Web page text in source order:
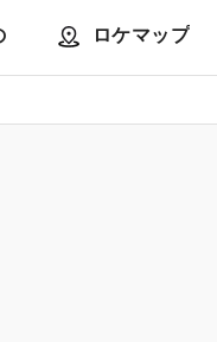
ロケマップ